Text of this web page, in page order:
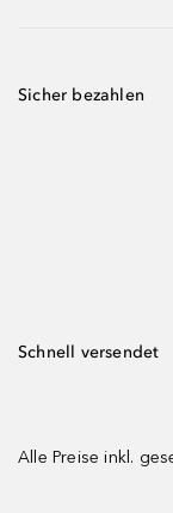
Sicher bezahlen
Schnell versendet
Alle Preise inkl.